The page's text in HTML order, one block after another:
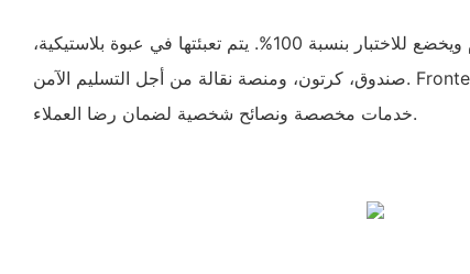
المنتج مدعوم بضمان لمدة عام ويخضع للاختبار بنسبة 100%. يتم تعبئتها في عبوة بلاستيكية،
صندوق، كرتون، ومنصة نقالة من أجل التسليم الآمن. Frontech تقدم قطع غيار السيارات
خدمات مخصصة ونصائح شخصية لضمان رضا العملاء.